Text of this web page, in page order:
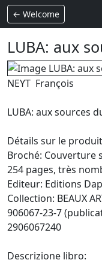
← Welcome
LUBA: aux
NEYT François
LUBA: aux sources
Détails sur le
Broché: Couverture
254 pages, très
Editeur: Editions
Collection: BEAUX
906067-23-7
2906067240
Descrizione libro: